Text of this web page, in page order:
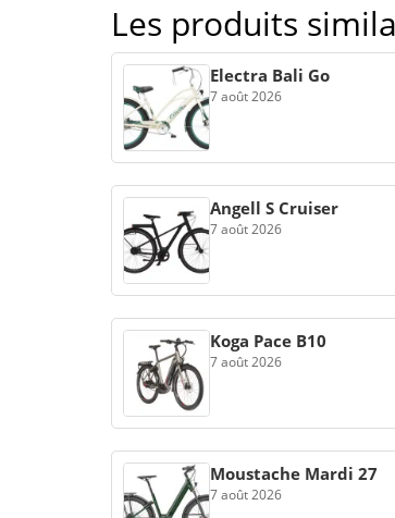
Les produits
Electra Bali Go
7 août 2026
Angell S Cruiser
7 août 2026
Koga Pace B10
7 août 2026
Moustache Mardi 27
7 août 2026